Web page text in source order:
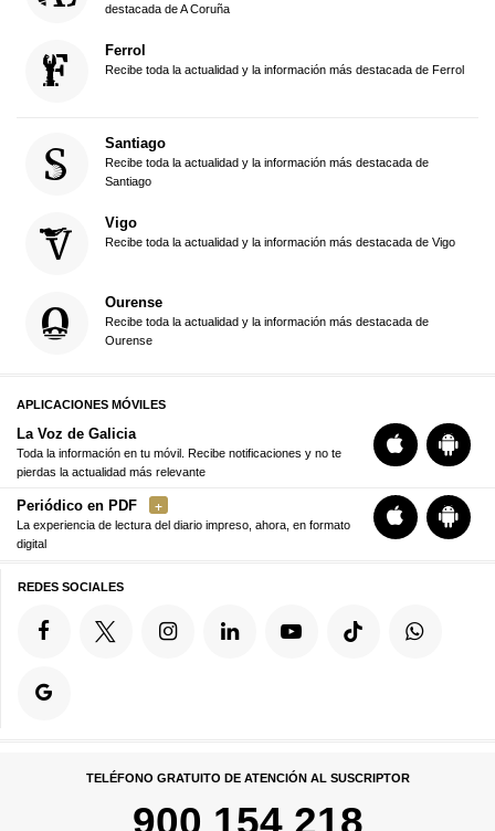
destacada de A Coruña
Ferrol
Recibe toda la actualidad y la información más destacada de Ferrol
Santiago
Recibe toda la actualidad y la información más destacada de
Santiago
Vigo
Recibe toda la actualidad y la información más destacada de Vigo
Ourense
Recibe toda la actualidad y la información más destacada de
Ourense
APLICACIONES MÓVILES
La Voz de Galicia
Toda la información en tu móvil. Recibe notificaciones y no te
pierdas la actualidad más relevante
Periódico en PDF
La experiencia de lectura del diario impreso, ahora, en formato
digital
REDES SOCIALES
TELÉFONO GRATUITO DE ATENCIÓN AL SUSCRIPTOR
900 154 218